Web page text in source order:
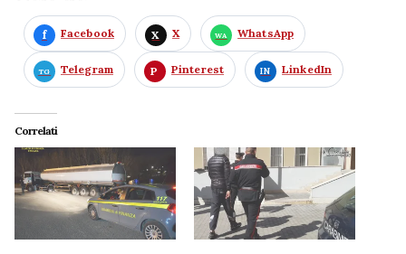
Facebook X WhatsApp
Telegram Pinterest LinkedIn
Correlati